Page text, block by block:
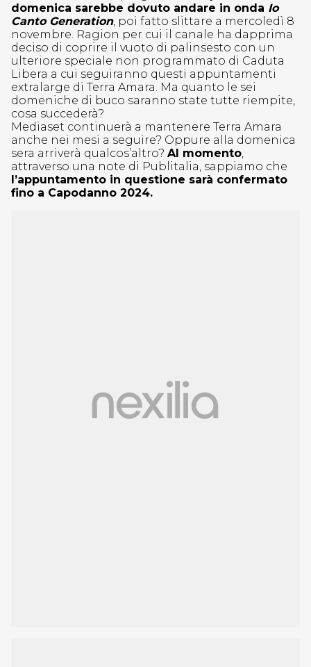
domenica sarebbe dovuto andare in onda Io
Canto Generation, poi fatto slittare a mercoledì 8
novembre. Ragion per cui il canale ha dapprima
deciso di coprire il vuoto di palinsesto con un
ulteriore speciale non programmato di Caduta
Libera a cui seguiranno questi appuntamenti
extralarge di Terra Amara. Ma quanto le sei
domeniche di buco saranno state tutte riempite,
cosa succederà?
Mediaset continuerà a mantenere Terra Amara
anche nei mesi a seguire? Oppure alla domenica
sera arriverà qualcos’altro? Al momento,
attraverso una note di Publitalia, sappiamo che
l’appuntamento in questione sarà confermato
fino a Capodanno 2024.